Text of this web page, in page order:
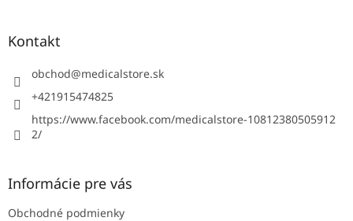
Kontakt
obchod@medicalstore.sk
+421915474825
https://www.facebook.com/medicalstore-10812380505912
2/
Informácie pre vás
Obchodné podmienky